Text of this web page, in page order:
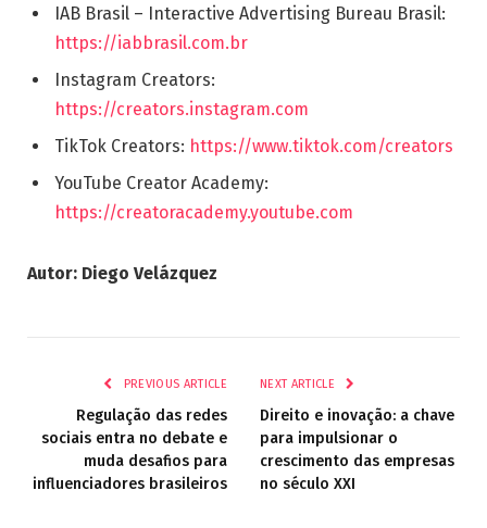
IAB Brasil – Interactive Advertising Bureau Brasil:
https://iabbrasil.com.br
Instagram Creators:
https://creators.instagram.com
TikTok Creators: https://www.tiktok.com/creators
YouTube Creator Academy:
https://creatoracademy.youtube.com
Autor: Diego Velázquez
PREVIOUS ARTICLE
Regulação das redes
sociais entra no debate e
muda desafios para
influenciadores brasileiros
NEXT ARTICLE
Direito e inovação: a chave
para impulsionar o
crescimento das empresas
no século XXI